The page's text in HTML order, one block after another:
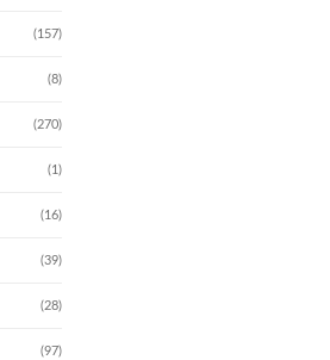
(157)
(8)
(270)
(1)
(16)
(39)
(28)
(97)